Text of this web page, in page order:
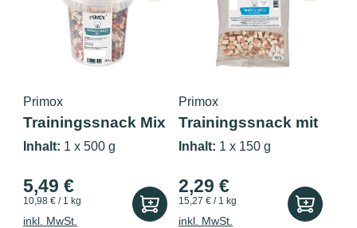
Primox
Trainingssnack Mix
500g
Inhalt: 1 x 500 g
5,49 €
10,98 € / 1 kg
inkl. MwSt.
Primox
Trainingssnack mit
Lachs &...
Inhalt: 1 x 150 g
2,29 €
15,27 € / 1 kg
inkl. MwSt.